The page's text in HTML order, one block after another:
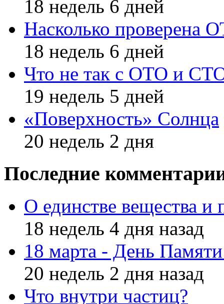
18 недель 6 дней
Насколько проверена
18 недель 6 дней
Что не так с ОТО и
19 недель 5 дней
«Поверхность» Солнца
20 недель 2 дня
Последние
О единстве вещества и
18 недель 4 дня назад
18 марта - День
20 недель 2 дня назад
Что внутри частиц?